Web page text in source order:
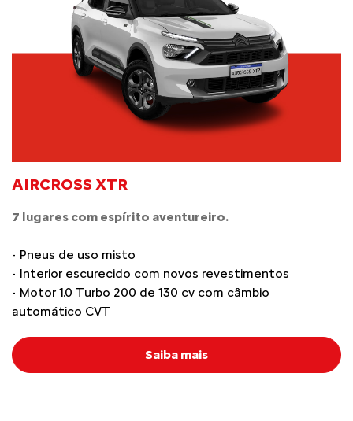
AIRCROSS XTR
7 lugares com espírito aventureiro.
- Pneus de uso misto
- Interior escurecido com novos revestimentos
- Motor 1.0 Turbo 200 de 130 cv com câmbio
automático CVT
Saiba mais